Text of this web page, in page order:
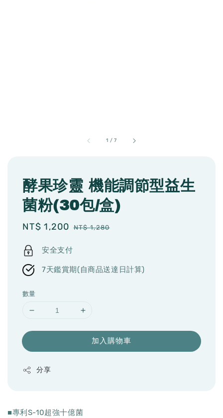
1 /7
酵果珍靈 機能調節型益生
菌粉(30包/盒)
Sale
NT$ 1,200 Regular
NT$ 1,280
安全支付
7天鑑賞期(自商品送達日計算)
數量
加入購物車
分享
■專利S-10超強十億菌